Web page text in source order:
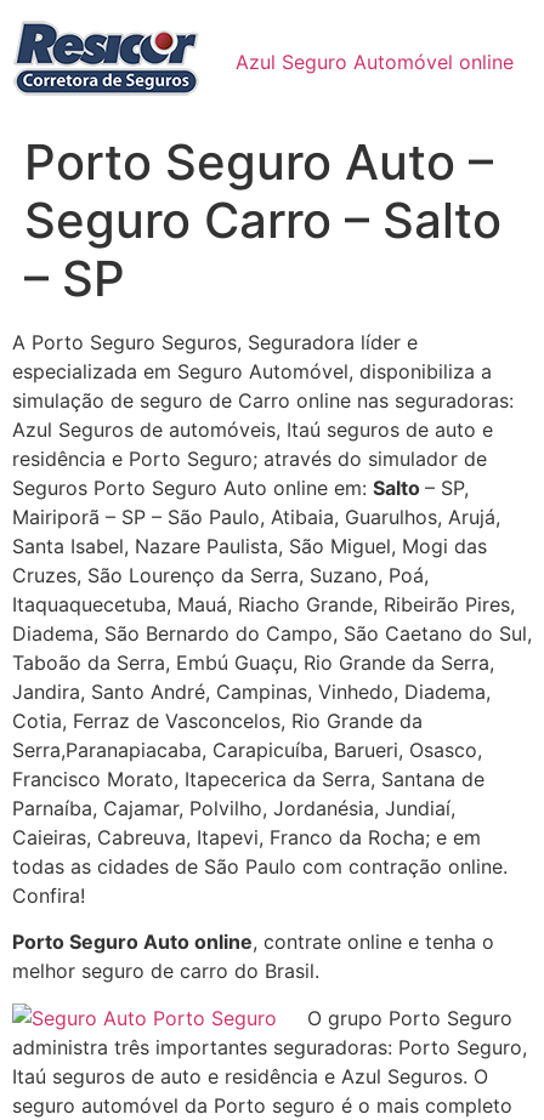
para
conteúdo
Azul Seguro Automóvel online
Porto Seguro Auto –
Seguro Carro – Salto
– SP
A Porto Seguro Seguros, Seguradora líder e
especializada em Seguro Automóvel, disponibiliza a
simulação de seguro de Carro online nas seguradoras:
Azul Seguros de automóveis, Itaú seguros de auto e
residência e Porto Seguro; através do simulador de
Seguros Porto Seguro Auto online em: Salto – SP,
Mairiporã – SP – São Paulo, Atibaia, Guarulhos, Arujá,
Santa Isabel, Nazare Paulista, São Miguel, Mogi das
Cruzes, São Lourenço da Serra, Suzano, Poá,
Itaquaquecetuba, Mauá, Riacho Grande, Ribeirão Pires,
Diadema, São Bernardo do Campo, São Caetano do Sul,
Taboão da Serra, Embú Guaçu, Rio Grande da Serra,
Jandira, Santo André, Campinas, Vinhedo, Diadema,
Cotia, Ferraz de Vasconcelos, Rio Grande da
Serra,Paranapiacaba, Carapicuíba, Barueri, Osasco,
Francisco Morato, Itapecerica da Serra, Santana de
Parnaíba, Cajamar, Polvilho, Jordanésia, Jundiaí,
Caieiras, Cabreuva, Itapevi, Franco da Rocha; e em
todas as cidades de São Paulo com contração online.
Confira!
Porto Seguro Auto online, contrate online e tenha o
melhor seguro de carro do Brasil.
O grupo Porto Seguro
administra três importantes seguradoras: Porto Seguro,
Itaú seguros de auto e residência e Azul Seguros. O
seguro automóvel da Porto seguro é o mais completo